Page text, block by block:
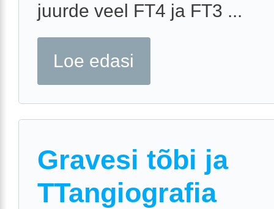
juurde veel FT4 ja FT3 ...
Loe edasi
Gravesi tõbi ja
TTangiografia